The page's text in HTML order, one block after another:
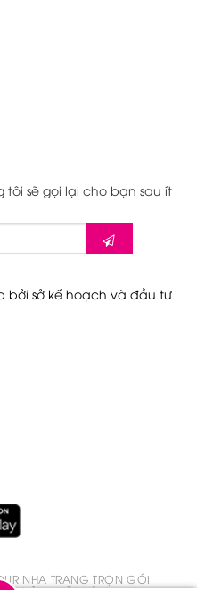
tôi sẽ gọi lại cho bạn sau ít
bởi sở kế hoạch và đầu tư
NHA TRANG TRỌN GÓI